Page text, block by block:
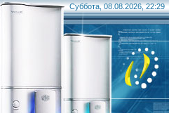
Суббота, 08.08.2026, 22:29